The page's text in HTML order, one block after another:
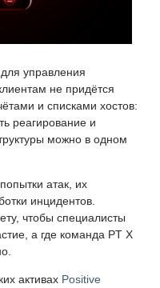
управления
не придётся
и списками хостов:
реагирование и
можно в одном
атак, их
инцидентов.
чтобы специалисты
а где команда PT X
активах Positive